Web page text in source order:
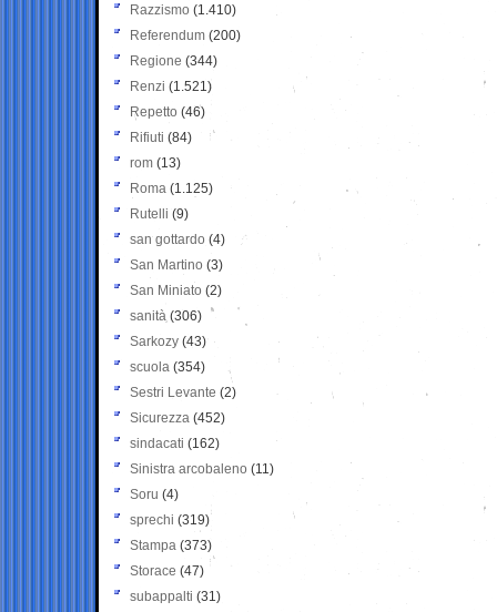
Razzismo (1.410)
Referendum (200)
Regione (344)
Renzi (1.521)
Repetto (46)
Rifiuti (84)
rom (13)
Roma (1.125)
Rutelli (9)
san gottardo (4)
San Martino (3)
San Miniato (2)
sanità (306)
Sarkozy (43)
scuola (354)
Sestri Levante (2)
Sicurezza (452)
sindacati (162)
Sinistra arcobaleno (11)
Soru (4)
sprechi (319)
Stampa (373)
Storace (47)
subappalti (31)